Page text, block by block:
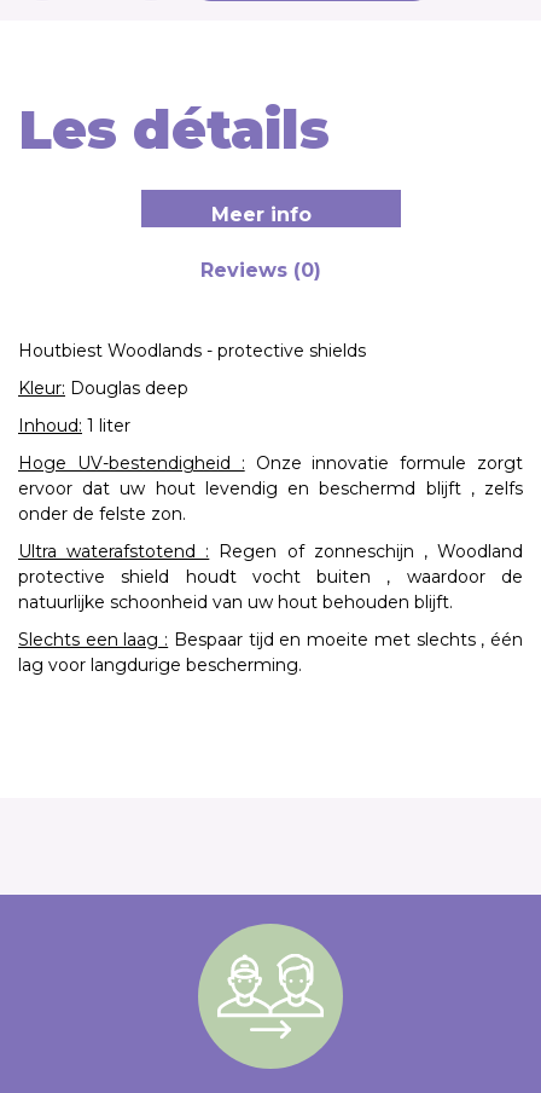
Les détails
Meer info
Reviews (0)
Houtbiest Woodlands - protective shields
Kleur: Douglas deep
Inhoud: 1 liter
Hoge UV-bestendigheid : Onze innovatie formule zorgt
ervoor dat uw hout levendig en beschermd blijft , zelfs
onder de felste zon.
Ultra waterafstotend : Regen of zonneschijn , Woodland
protective shield houdt vocht buiten , waardoor de
natuurlijke schoonheid van uw hout behouden blijft.
Slechts een laag : Bespaar tijd en moeite met slechts , één
lag voor langdurige bescherming.